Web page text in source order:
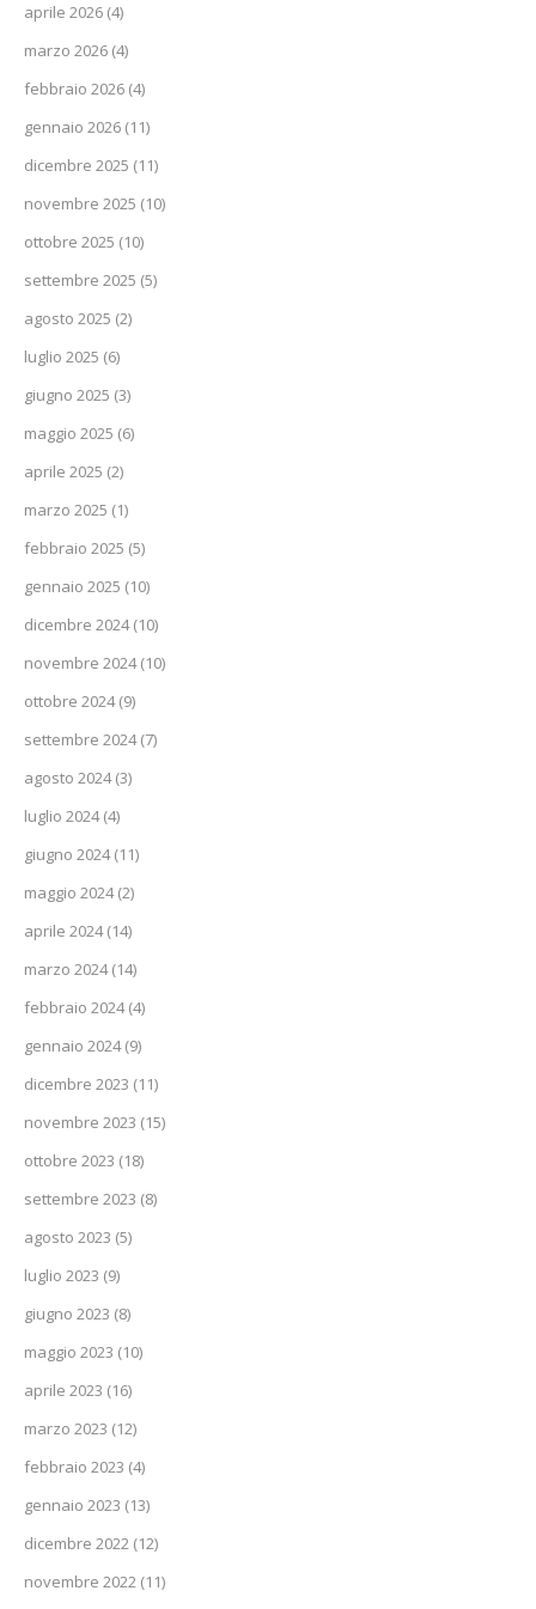
aprile 2026 (4)
marzo 2026 (4)
febbraio 2026 (4)
gennaio 2026 (11)
dicembre 2025 (11)
novembre 2025 (10)
ottobre 2025 (10)
settembre 2025 (5)
agosto 2025 (2)
luglio 2025 (6)
giugno 2025 (3)
maggio 2025 (6)
aprile 2025 (2)
marzo 2025 (1)
febbraio 2025 (5)
gennaio 2025 (10)
dicembre 2024(10)
novembre 2024(10)
ottobre 2024(9)
settembre 2024(7)
agosto 2024(3)
luglio 2024(4)
giugno 2024(11)
maggio 2024(2)
aprile 2024(14)
marzo 2024(14)
febbraio 2024(4)
gennaio 2024(9)
dicembre 2023 (11)
novembre 2023 (15)
ottobre 2023 (18)
settembre 2023 (8)
agosto 2023 (5)
luglio 2023 (9)
giugno 2023 (8)
maggio 2023 (10)
aprile 2023 (16)
marzo 2023 (12)
febbraio 2023 (4)
gennaio 2023 (13)
dicembre 2022 (12)
novembre 2022 (11)